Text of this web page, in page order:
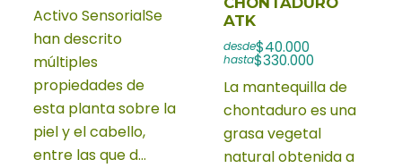
Activo SensorialSe
han descrito
múltiples
propiedades de
esta planta sobre la
piel y el cabello,
entre las que d...
ATK
desde$40.000
hasta$330.000
La mantequilla de
chontaduro es una
grasa vegetal
natural obtenida a